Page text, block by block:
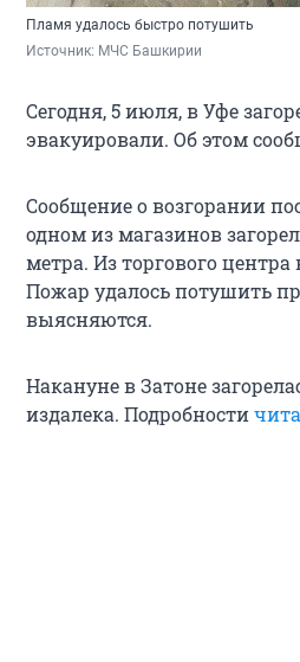
Пламя удалось быстро потушить
Источник: МЧС Башкирии
Сегодня, 5 июля, в Уфе
эвакуировали. Об этом
Сообщение о возгорании
одном из магазинов
метра. Из торгового
Пожар удалось потушить
выясняются.
Накануне в Затоне
издалека. Подробности